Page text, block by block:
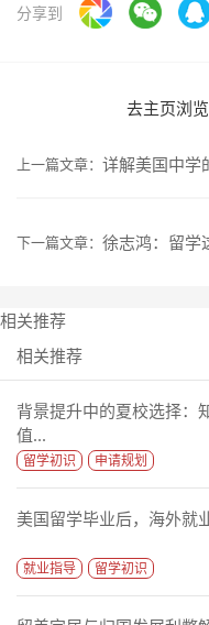
分享到
去主页浏
上一篇文章： 详解美国中学
下一篇文章： 徐志鸿：留学
相关推荐
相关推荐
背景提升中的夏校选择：
值...
留学初识 申请规划
美国留学毕业后，海外就
就业指导 留学初识